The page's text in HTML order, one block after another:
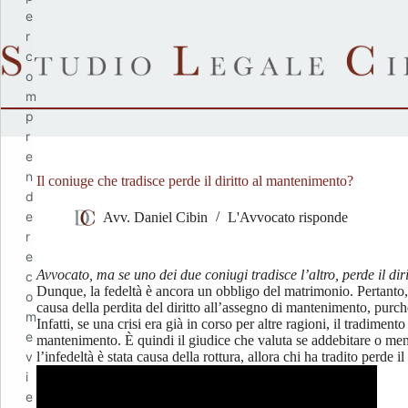
Salta
contenuto
Il coniuge che tradisce perde il diritto al mantenimento?
Avv. Daniel Cibin L'Avvocato risponde
Avvocato, ma se uno dei due coniugi tradisce l’altro, perde il
Dunque, la fedeltà è ancora un obbligo del matrimonio.
causa della perdita del diritto all’assegno di mantenimento,
Infatti, se una crisi era già in corso per altre ragioni, il
mantenimento. È quindi il giudice che valuta se addebitare o
l’infedeltà è stata causa della rottura, allora chi ha tradito perde
e
r
c
o
m
p
r
e
n
d
e
r
e
c
o
m
e
v
i
e